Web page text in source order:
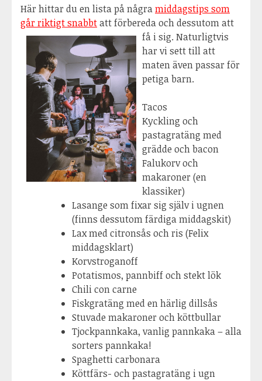
Här hittar du en lista på någramiddagstips som
går riktigt snabbtatt förbereda och dessutom att
få i sig. Naturligtvis
har vi sett till att
maten även passar för
petiga barn.
Tacos
Kyckling och
pastagratäng med
grädde och bacon
Falukorv och
makaroner (en
klassiker)
Lasange som fixar sig själv i ugnen
(finns dessutom färdiga middagskit)
Lax med citronsås och ris (Felix
middagsklart)
Korvstroganoff
Potatismos, pannbiff och stekt lök
Chili con carne
Fiskgratäng med en härlig dillsås
Stuvade makaroner och köttbullar
Tjockpannkaka, vanlig pannkaka – alla
sorters pannkaka!
Spaghetti carbonara
Köttfärs- och pastagratäng i ugn